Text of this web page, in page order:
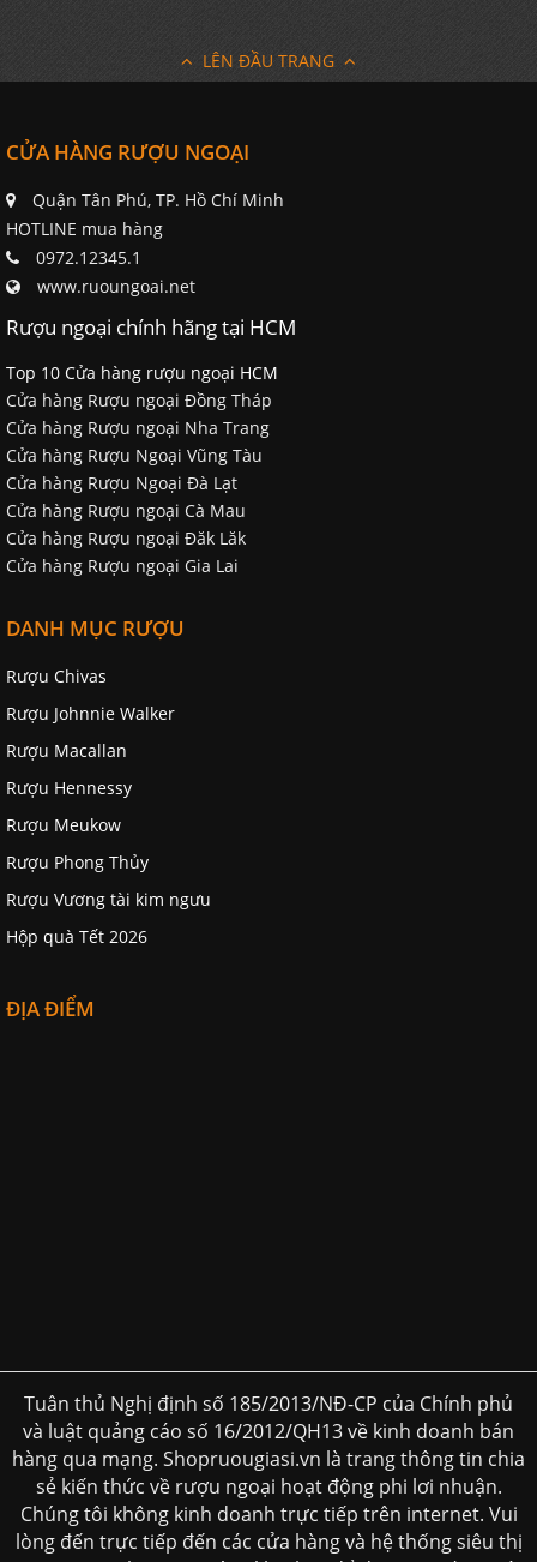
LÊN ĐẦU TRANG
CỬA HÀNG RƯỢU NGOẠI
Quận Tân Phú, TP. Hồ Chí Minh
HOTLINE mua hàng
0972.12345.1
www.ruoungoai.net
Rượu ngoại chính hãng tại HCM
Top 10 Cửa hàng rượu ngoại HCM
Cửa hàng Rượu ngoại Đồng Tháp
Cửa hàng Rượu ngoại Nha Trang
Cửa hàng Rượu Ngoại Vũng Tàu
Cửa hàng Rượu Ngoại Đà Lạt
Cửa hàng Rượu ngoại Cà Mau
Cửa hàng Rượu ngoại Đăk Lăk
Cửa hàng Rượu ngoại Gia Lai
DANH MỤC RƯỢU
Rượu Chivas
Rượu Johnnie Walker
Rượu Macallan
Rượu Hennessy
Rượu Meukow
Rượu Phong Thủy
Rượu Vương tài kim ngưu
Hộp quà Tết 2026
ĐỊA ĐIỂM
Tuân thủ Nghị định số 185/2013/NĐ-CP của Chính phủ
và luật quảng cáo số 16/2012/QH13 về kinh doanh bán
hàng qua mạng. Shopruougiasi.vn là trang thông tin chia
sẻ kiến thức về rượu ngoại hoạt động phi lơi nhuận.
Chúng tôi không kinh doanh trực tiếp trên internet. Vui
lòng đến trực tiếp đến các cửa hàng và hệ thống siêu thị